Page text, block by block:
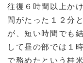
往復６時間以上か
間がたった１２分
が、短い時間でも
して昼の部では１
で務めたという桂